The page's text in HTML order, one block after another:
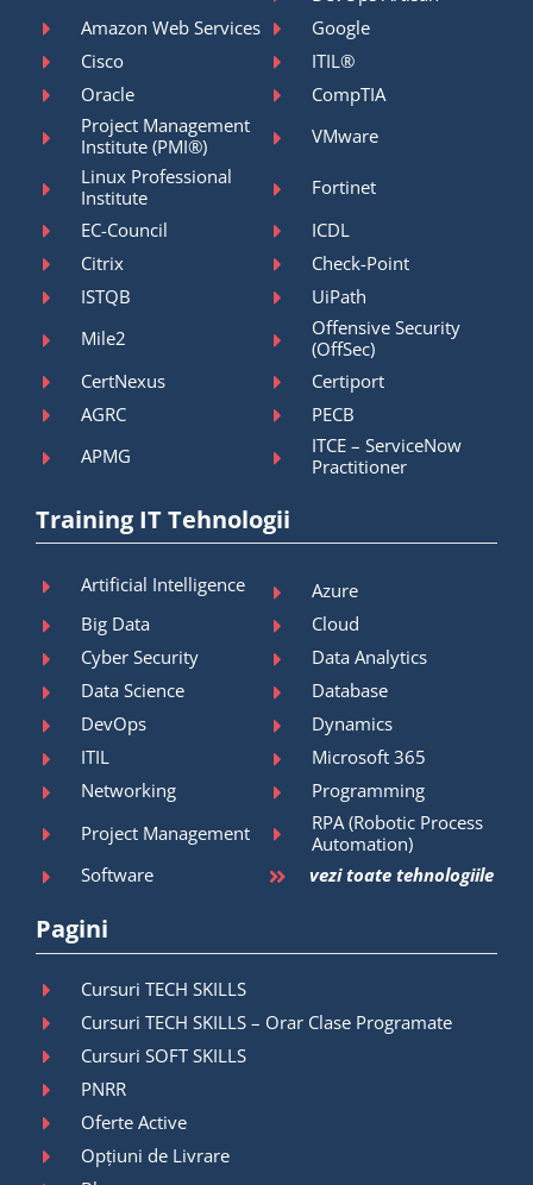
Amazon Web Services
Google
Cisco
ITIL®
Oracle
CompTIA
Project Management
Institute (PMI®)
VMware
Linux Professional
Institute
Fortinet
EC-Council
ICDL
Citrix
Check-Point
ISTQB
UiPath
Mile2
Offensive Security
(OffSec)
CertNexus
Certiport
AGRC
PECB
APMG
ITCE – ServiceNow
Practitioner
Training IT Tehnologii
Artificial Intelligence
Azure
Big Data
Cloud
Cyber Security
Data Analytics
Data Science
Database
DevOps
Dynamics
ITIL
Microsoft 365
Networking
Programming
Project Management
RPA (Robotic Process
Automation)
Software
vezi toate tehnologiile
Pagini
Cursuri TECH SKILLS
Cursuri TECH SKILLS – Orar Clase Programate
Cursuri SOFT SKILLS
PNRR
Oferte Active
Opțiuni de Livrare